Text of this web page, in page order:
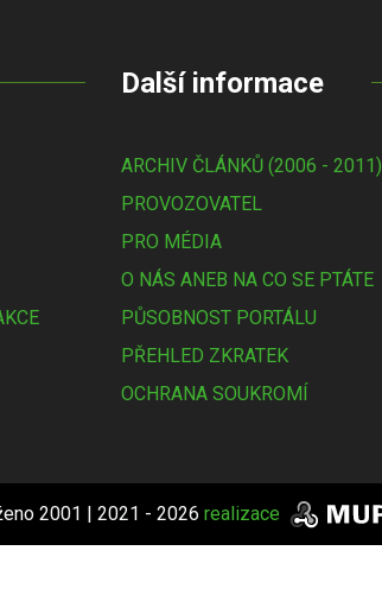
Další informace
ARCHIV ČLÁNKŮ (2006 - 2011)
PROVOZOVATEL
PRO MÉDIA
O NÁS ANEB NA CO SE PTÁTE
PŮSOBNOST PORTÁLU
PŘEHLED ZKRATEK
OCHRANA SOUKROMÍ
2001 | 2021 - 2026 realizace